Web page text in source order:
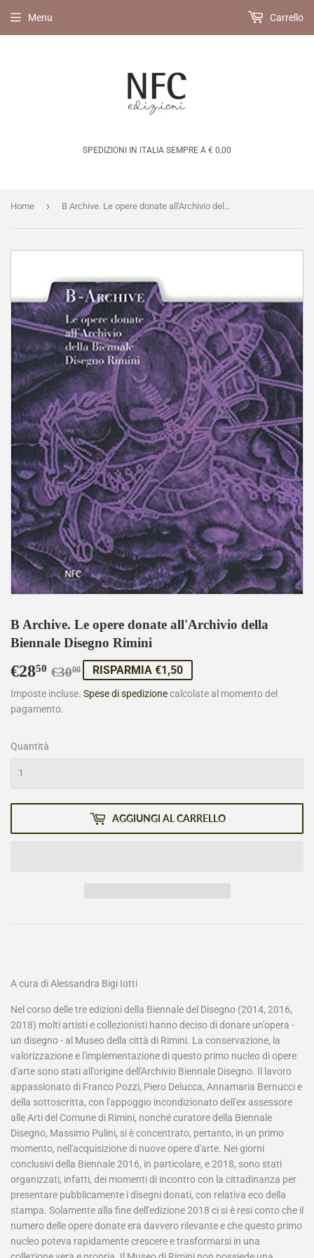
SPEDIZIONI IN ITALIA SEMPRE A € 0,00
Menu Carrello
Home › B Archive. Le opere donate all'Archivio della Biennale Disegno Rimini
B Archive. Le opere donate all'Archivio della
Biennale Disegno Rimini
€2850 €3000
Prezzo
di
€30,00
Prezzo
scontato
€28,50
RISPARMIA €1,50
Imposte incluse. Spese di spedizionecalcolate al momento del
pagamento.
Quantità
AGGIUNGI AL CARRELLO
A cura di Alessandra Bigi Iotti
Nel corso delle tre edizioni della Biennale del Disegno (2014, 2016,
2018) molti artisti e collezionisti hanno deciso di donare un'opera -
un disegno - al Museo della città di Rimini. La conservazione, la
valorizzazione e l'implementazione di questo primo nucleo di opere
d'arte sono stati all'origine dell'Archivio Biennale Disegno. Il lavoro
appassionato di Franco Pozzi, Piero Delucca, Annamaria Bernucci e
della sottoscritta, con l'appoggio incondizionato dell'ex assessore
alle Arti del Comune di Rimini, nonché curatore della Biennale
Disegno, Massimo Pulini, si è concentrato, pertanto, in un primo
momento, nell'acquisizione di nuove opere d'arte. Nei giorni
conclusivi della Biennale 2016, in particolare, e 2018, sono stati
organizzati, infatti, dei momenti di incontro con la cittadinanza per
presentare pubblicamente i disegni donati, con relativa eco della
stampa. Solamente alla fine dell'edizione 2018 ci si è resi conto che il
numero delle opere donate era davvero rilevante e che questo primo
nucleo poteva rapidamente crescere e trasformarsi in una